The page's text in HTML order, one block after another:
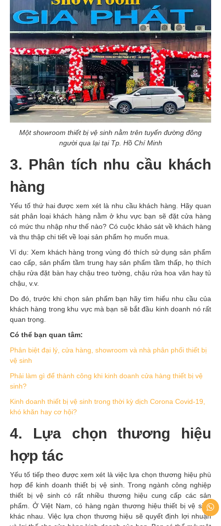
Một showroom thiết bị vệ sinh nằm trên tuyến đường đông
người qua lại tại Tp. Hồ Chí Minh
3. Phân tích nhu cầu khách
hàng
Yếu tố thứ hai được xem xét là nhu cầu khách hàng. Hãy quan
sát phân loại khách hàng nằm ở khu vực bạn sẽ đặt cửa hàng
có mức thu nhập như thế nào? Có cuộc khảo sát về khách hàng
và thu thập chi tiết về loại sản phẩm họ muốn mua.
Ví dụ: Xem khách hàng trong vùng đó thích sử dụng sản phẩm
cao cấp, sản phẩm tầm trung hay sản phẩm tầm thấp, họ thích
chậu rửa đặt bàn hay chậu treo tường, chậu rửa hoa văn hay tủ
chậu, v.v.
Do đó, trước khi chọn sản phẩm bạn hãy tìm hiểu nhu cầu của
khách hàng trong khu vực mà bạn sẽ bắt đầu kinh doanh nó rất
quan trọng.
Có thể bạn quan tâm:
Phân biệt đại lý, cửa hàng, showroom và nhà phân phối thiết bị
vệ sinh
Phải làm gì để thành công khi kinh doanh cửa hàng thiết bị vệ
sinh?
Kinh doanh thiết bị vệ sinh trong thời kỳ dịch Corona Covid-19,
khó khăn hay cơ hội?
4. Lựa chọn thương hiệu
hợp tác
Yếu tố tiếp theo được xem xét là việc lựa chọn thương hiệu phù
hợp để kinh doanh thiết bị vệ sinh. Trong ngành công nghiệp
thiết bị vệ sinh có rất nhiều thương hiệu cung cấp các sản
phẩm. Ở Việt Nam, có hàng ngàn thương hiệu thiết bị vệ sinh
khác nhau. Việc lựa chọn thương hiệu sẽ quyết định lợi nhuận